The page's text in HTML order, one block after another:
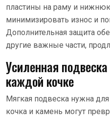
пластины на раму и
минимизировать износ и
Дополнительная защита
другие важные части,
Усиленная
каждой кочке
Мягкая подвеска нужна
кочка и камень могут